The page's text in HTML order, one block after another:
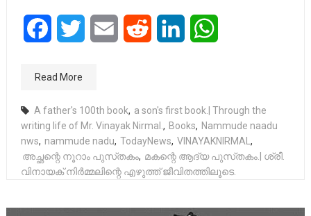
FacebookTwitter Email Reddit LinkedIn
Read More
A father's 100th book, a son's first book.| Through the
writing life of Mr. Vinayak Nirmal., Books, Nammude naadu
nws, nammude nadu, TodayNews, VINAYAKNIRMAL,
അച്ഛന്റെ നൂറാം പുസ്‌തകം, മകന്റെ ആദ്യ പുസ്‌തകം.| ശ്രീ.
വിനായക് നിർമ്മലിന്റെ എഴുത്ത് ജീവിതത്തിലൂടെ.